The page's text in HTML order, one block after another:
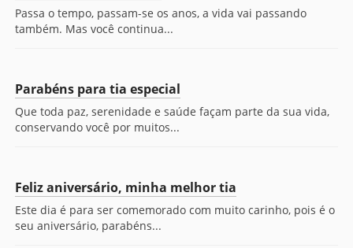
Passa o tempo, passam-se os anos, a vida vai passando
também. Mas você continua...
Parabéns para tia especial
Que toda paz, serenidade e saúde façam parte da sua vida,
conservando você por muitos...
Feliz aniversário, minha melhor tia
Este dia é para ser comemorado com muito carinho, pois é o
seu aniversário, parabéns...